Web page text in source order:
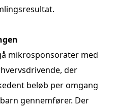
mikrosponsorater med
der
beløb per omgang
gennemfører. Der